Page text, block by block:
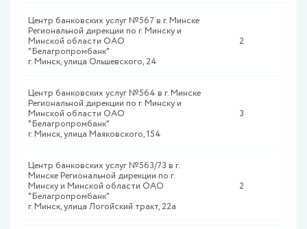
Центр банковских услуг №567 в г. Минске
Региональной дирекции по г. Минску и
Минской области ОАО
"Белагропромбанк"
г. Минск, улица Ольшевского, 24
2
Центр банковских услуг №564 в г. Минске
Региональной дирекции по г. Минску и
Минской области ОАО
"Белагропромбанк"
г. Минск, улица Маяковского, 154
3
Центр банковских услуг №563/73 в г.
Минске Региональной дирекции по г.
Минску и Минской области ОАО
"Белагропромбанк"
г. Минск, улица Логойский тракт, 22а
2